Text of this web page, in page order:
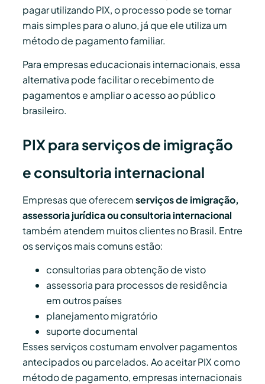
pagar utilizando PIX, o processo pode se tornar
mais simples para o aluno, já que ele utiliza um
método de pagamento familiar.
Para empresas educacionais internacionais, essa
alternativa pode facilitar o recebimento de
pagamentos e ampliar o acesso ao público
brasileiro.
PIX para serviços de imigração
e consultoria internacional
Empresas que oferecemserviços de imigração,
assessoria jurídica ou consultoria internacional
também atendem muitos clientes no Brasil. Entre
os serviços mais comuns estão:
consultorias para obtenção de visto
assessoria para processos de residência
em outros países
planejamento migratório
suporte documental
Esses serviços costumam envolver pagamentos
antecipados ou parcelados. Ao aceitar PIX como
método de pagamento, empresas internacionais